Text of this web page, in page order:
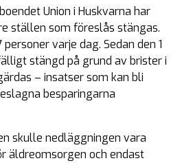
Union i Huskvarna har
ställen som föreslås stängas.
varje dag. Sedan den 1
stängd på grund av brister i
– insatser som kan bli
besparingarna
skulle nedläggningen vara
äldreomsorgen och endast